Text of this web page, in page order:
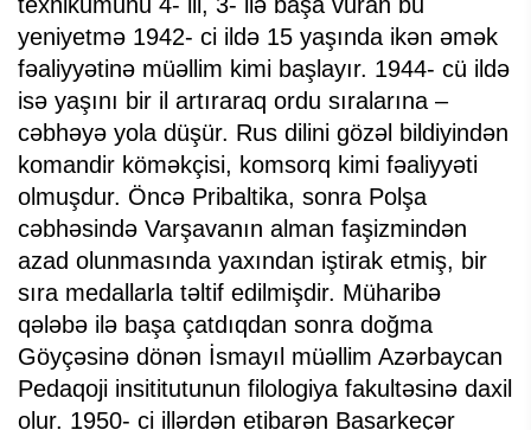
yeniyetmə 1942- ci ildə 15 yaşında ikən əmək
fəaliyyətinə müəllim kimi başlayır. 1944- cü ildə
isə yaşını bir il artıraraq ordu sıralarına –
cəbhəyə yola düşür. Rus dilini gözəl bildiyindən
komandir köməkçisi, komsorq kimi fəaliyyəti
olmuşdur. Öncə Pribaltika, sonra Polşa
cəbhəsində Varşavanın alman faşizmindən
azad olunmasında yaxından iştirak etmiş, bir
sıra medallarla təltif edilmişdir. Müharibə
qələbə ilə başa çatdıqdan sonra doğma
Göyçəsinə dönən İsmayıl müəllim Azərbaycan
Pedaqoji insititutunun filologiya fakultəsinə daxil
olur. 1950- ci illərdən etibarən Basarkeçər